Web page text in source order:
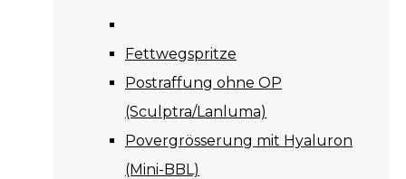
Fettwegspritze
Postraffung ohne OP
(Sculptra/Lanluma)
Povergrösserung mit Hyaluron
(Mini-BBL)